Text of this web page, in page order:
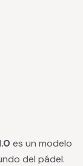
es un modelo
del pádel.